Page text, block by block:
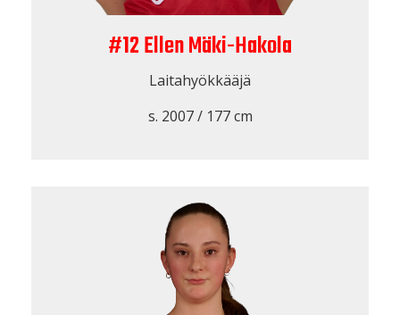
#12 Ellen Mäki-Hakola
Laitahyökkääjä
s. 2007 / 177 cm